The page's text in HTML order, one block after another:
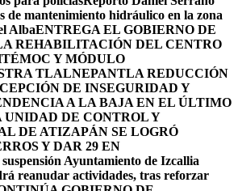
de mantenimiento hidráulico en la zona
AlbaENTREGA EL GOBIERNO DE
REHABILITACIÓN DEL CENTRO
Y MÓDULO
TLALNEPANTLA REDUCCIÓN
DE INSEGURIDAD Y
A LA BAJA EN EL ÚLTIMO
UNIDAD DE CONTROL Y
DE ATIZAPÁN SE LOGRÓ
Y DAR 29 EN
Ayuntamiento de Izcallia
reanudar actividades, tras reforzar